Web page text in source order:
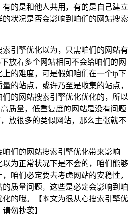
的是和他人共用，有的是自己建立
状况是否会影响到咱们的网站搜索
引擎优化以为，只需咱们的网站有
放着多个网站相同不会给咱们的网
的难度，可是假如咱们在一个ip下
的站点，或许乃至是收集的站点，
的网站搜索引擎优化优化的，所以
质量，低重复度的网站是没有问题
放很多的类似网站，那么主张就不
们的网站搜索引擎优化带来影响
以为正常状况下是不会的，咱们能够
咱们必定要去考虑网站的安稳性，
的质量问题，这些是必定会影响到咱
的哦。【本文为很从心搜索引擎优
勿抄袭】